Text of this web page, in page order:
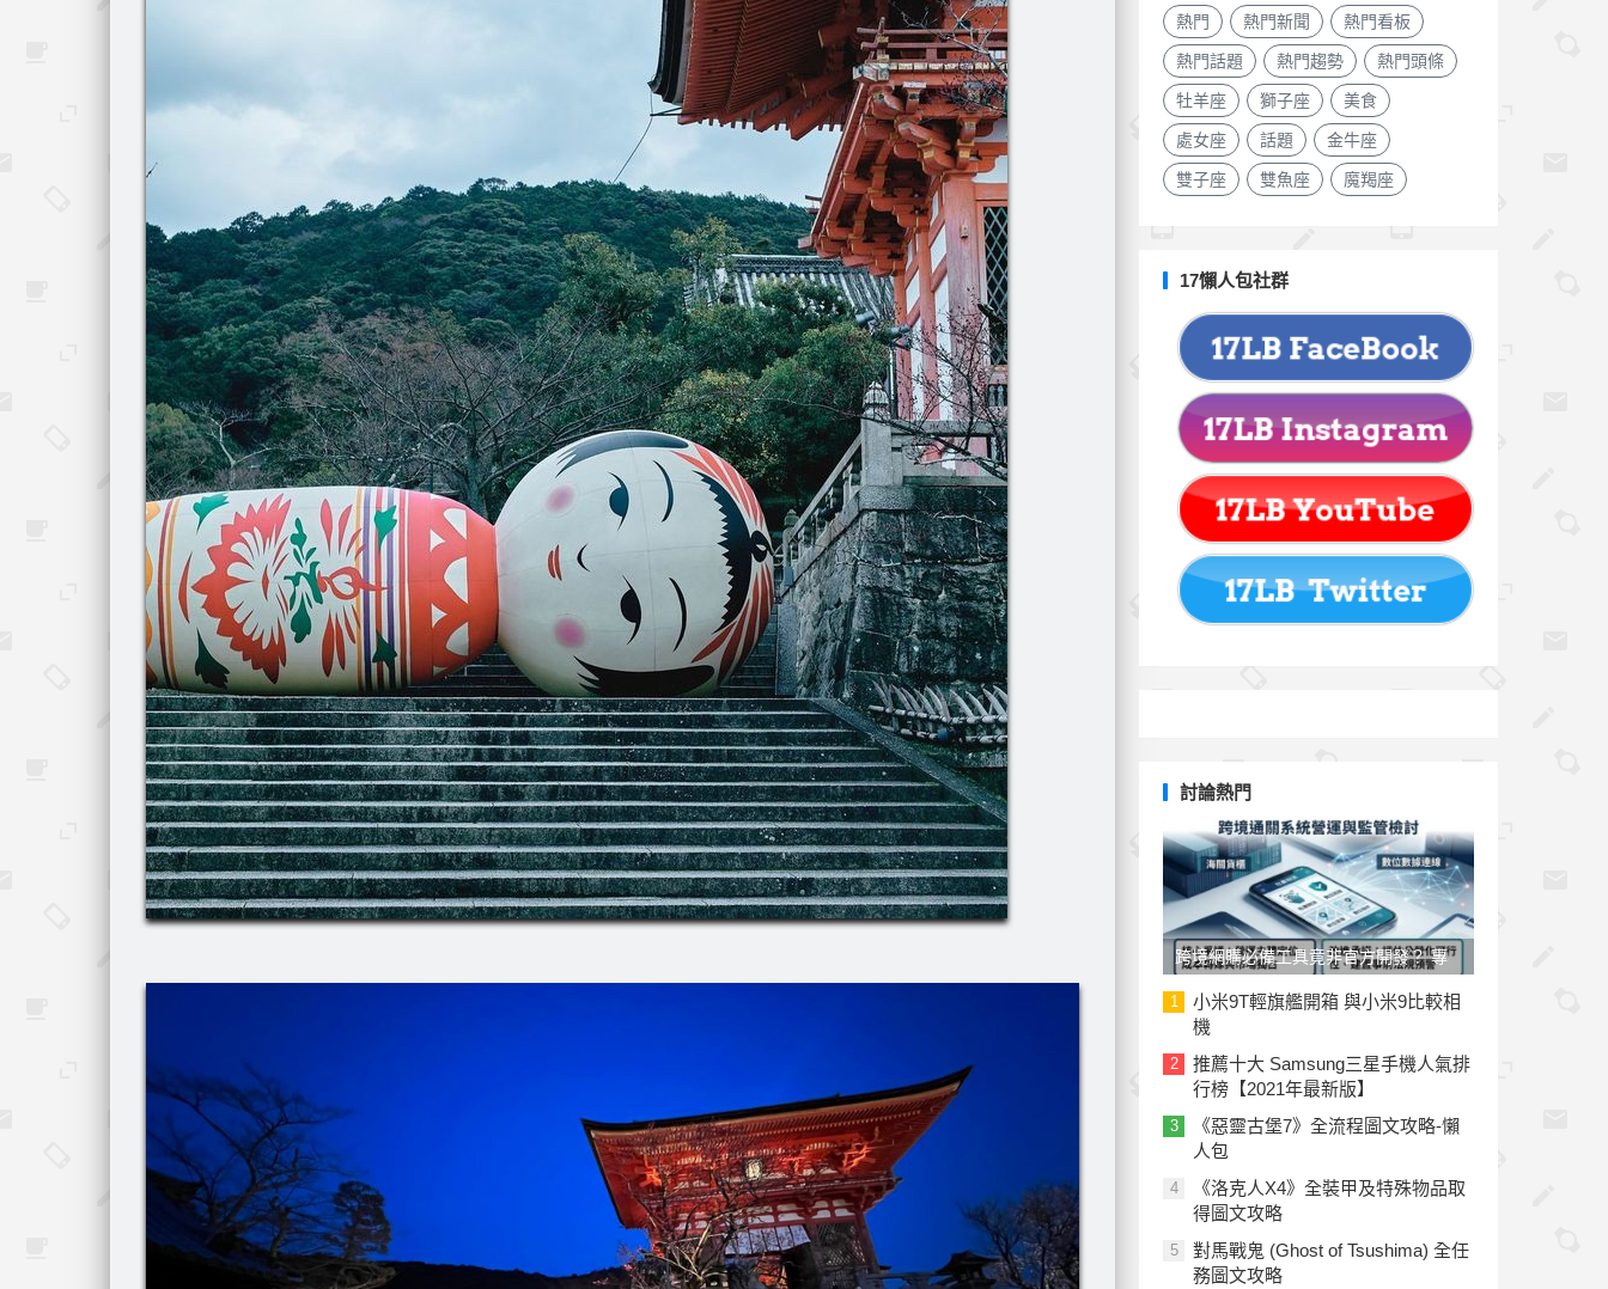
熱門 熱門新聞 熱門看板
熱門話題 熱門趨勢 熱門頭條
牡羊座 獅子座 美食
處女座 話題 金牛座
雙子座 雙魚座 魔羯座
17懶人包社群
討論熱門
跨境網購必備工具竟非官方開發？ 專
家與民代質疑「EZ WAY 易利委」曝三
大治理漏洞
1
小米9T輕旗艦開箱 與小米9比較相
機
2
推薦十大 Samsung三星手機人氣排
行榜【2021年最新版】
3
《惡靈古堡7》全流程圖文攻略-懶
人包
4
《洛克人X4》全裝甲及特殊物品取
得圖文攻略
5
對馬戰鬼 (Ghost of Tsushima) 全任
務圖文攻略